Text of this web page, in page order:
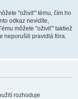
"oživiť" tému, čím ho
odkaz nevidíte,
môžete "oživiť" taktiež
neporušili pravidlá fóra.
rozhoduje